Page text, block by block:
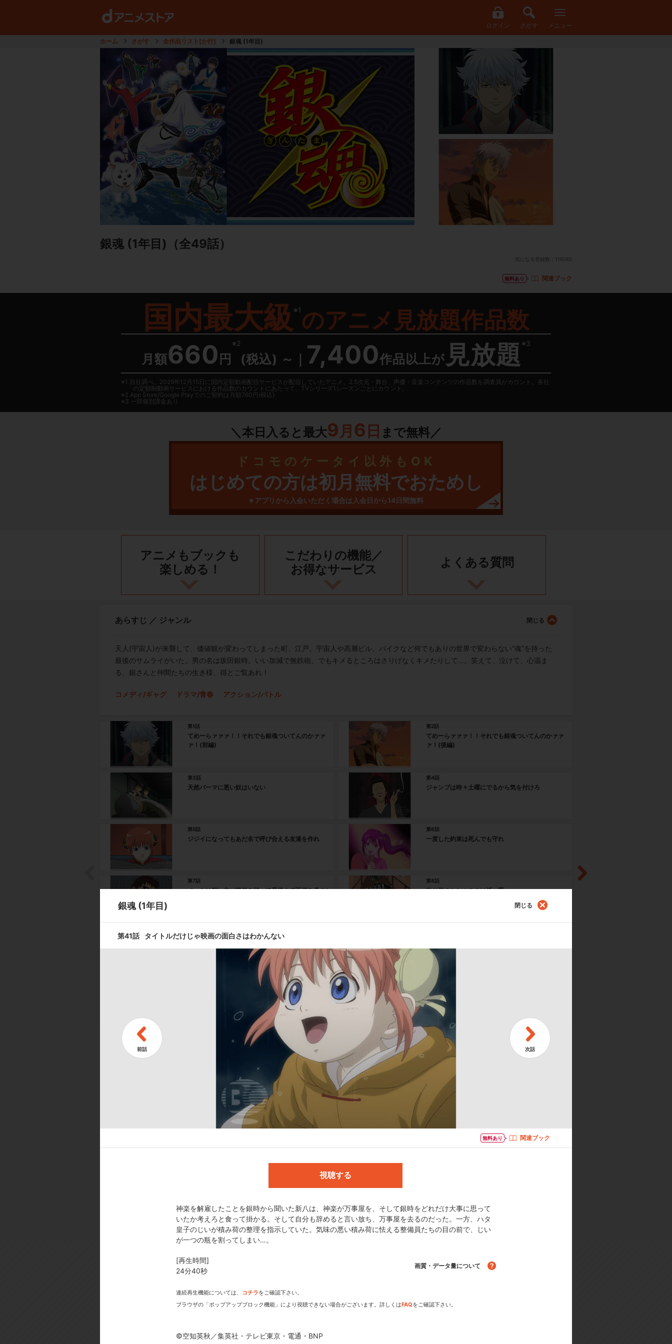
ログイン さがす メニュー
ホーム さがす 全作品リスト[か行] 銀魂 (1年目)
銀魂 (1年目) （全49話）
気になる登録数： 116065
無料あり 関連ブック
国内最大級 ※1 のアニメ見放題作品数
月額660 円
※2
(税込) ～ 7,400作品以上が 見放題 ※3
1 自社調べ。2025年12月15日に国内定額動画配信サービスが配信していたアニメ、2.5次元・舞台、声優・音楽コンテンツの作品数を調査員がカウント。各社
の定額制動画サービスにおける作品数のカウントにあたって、TVシリーズ1シーズンごとにカウント。
2 App Store/Google Playでのご契約は月額760円(税込)
3 一部個別課金あり
＼本日入ると最大9月 6 日 まで無料／
ドコモのケータイ以外もOK
はじめての方は初月無料でおためし
※アプリから入会いただく場合は入会日から14日間無料
アニメもブックも
楽しめる！
こだわりの機能／
お得なサービス
よくある質問
あらすじ ／ ジャンル
天人(宇宙人)が来襲して、価値観が変わってしまった町、江戸。宇宙人や高層ビル、バイクなど何でもありの世界で変わらない“魂”を持った
最後のサムライがいた。男の名は坂田銀時。いい加減で無鉄砲、でもキメるところはさりげなくキメたりして…。笑えて、泣けて、心温ま
る、銀さんと仲間たちの生き様、得とご覧あれ！
コメディ/ギャグ ドラマ/青春 アクション/バトル
第1話
てめーらァァァ！！それでも銀魂ついてんのかァァ
ァ！(前編)
第2話
てめーらァァァ！！それでも銀魂ついてんのかァァ
ァ！(後編)
第3話
天然パーマに悪い奴はいない
第4話
ジャンプは時々土曜にでるから気を付けろ
第5話
ジジイになってもあだ名で呼び合える友達を作れ
第6話
一度した約束は死んでも守れ
第7話
ペットは飼い主が責任を持って最後まで面倒を見まし
第8話
粘り強さとしつこさは紙一重
第9話
喧嘩はグーでやるべし
べちゃべちゃした団子なんてなぁ団子じゃねぇバカヤ
第12話
第一印象がいい奴にロクな奴はいない
キャスト ／ スタッフ
坂田銀時:杉田智和／志村新八:阪口大助／神楽:釘宮理恵／定春:高橋美佳子／近藤 勲:千葉進歩／土方十四郎:中井和哉／沖田総悟:鈴村健一／
山崎 退:太田哲治／松平片栗虎:若本規夫／桂 小太郎:石田 彰／志村 妙:雪野五月／お登勢:くじら／キャサリン:杉本ゆう／長谷川泰三:立木文彦
／猿飛あやめ:小林ゆう／坂本辰馬:三木眞一郎／服部全蔵:藤原啓治／ハタ皇子:阪口候一／寺門 通:高橋美佳子
原作:空知英秋／掲載:集英社｢週刊少年ジャンプ｣／監督:高松信司／シリーズ構成:大和屋 暁／キャラクターデザイン･総作画監督:竹内進二／
s／音響監督:小林克良／アニメーション制作:サンライズ／製作:テレビ東京、電通、サンライズ
©空知英秋／集英社・テレビ東京・電通・BNP
dアニメストアなら
今期アニメがいち早く見られる！
銀魂 (1年目) 閉じる
第41話 タイトルだけじゃ映画の面白さはわかんない
無料あり 関連ブック
視聴する
神楽を解雇したことを銀時から聞いた新八は、神楽が万事屋を、そして銀時をどれだけ大事に思って
いたか考えろと食って掛かる。そして自分も辞めると言い放ち、万事屋を去るのだった。一方、ハタ
皇子のじいが積み荷の整理を指示していた。気味の悪い積み荷に怯える整備員たちの目の前で、じい
が一つの瓶を割ってしまい…。
[再生時間]
24分40秒
画質・データ量について
連続再生機能については、 コチラをご確認下さい。
ブラウザの「ポップアップブロック機能」により視聴できない場合がございます。詳しくはFAQをご確認下さい。
©空知英秋／集英社・テレビ東京・電通・BNP